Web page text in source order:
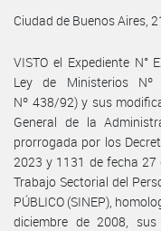
Ciudad de Buenos Aires,
VISTO el Expediente N°
Ley de Ministerios
Nº 438/92) y sus
General de la
prorrogada por los
2023 y 1131 de fecha 27
Trabajo Sectorial del
PÚBLICO (SINEP),
diciembre de 2008,